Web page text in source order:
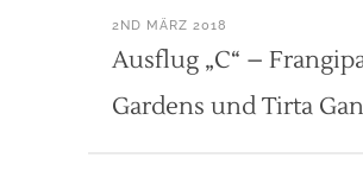
2ND MÄRZ 2018
Ausflug „C“ –
Gardens und Tirta